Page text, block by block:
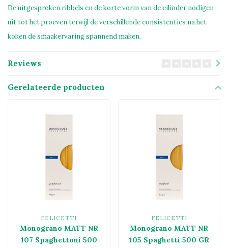
De uitgesproken ribbels en de korte vorm van de cilinder nodigen
uit tot het proeven terwijl de verschillende consistenties na het
koken de smaakervaring spannend maken.
Reviews
Gerelateerde producten
FELICETTI
Monograno MATT NR
107 Spaghettoni 500
FELICETTI
Monograno MATT NR
105 Spaghetti 500 GR